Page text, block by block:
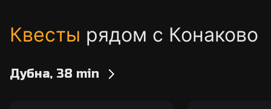
Квесты рядом с Конаково
Дубна, 38 min